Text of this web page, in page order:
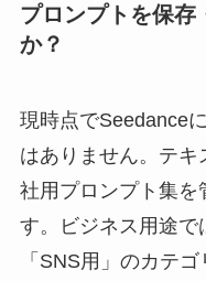
プロンプトを保存
か？
現時点でSeedance
はありません。テキ
社用プロンプト集を
す。ビジネス用途で
「SNS用」のカテ